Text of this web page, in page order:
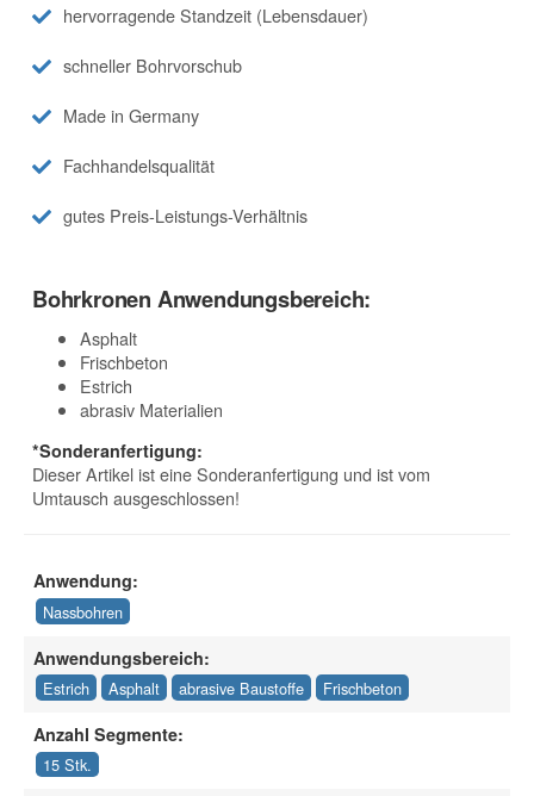
hervorragende Standzeit (Lebensdauer)
schneller Bohrvorschub
Made in Germany
Fachhandelsqualität
gutes Preis-Leistungs-Verhältnis
Bohrkronen Anwendungsbereich:
Asphalt
Frischbeton
Estrich
abrasiv Materialien
*Sonderanfertigung:
Dieser Artikel ist eine Sonderanfertigung und ist vom
Umtausch ausgeschlossen!
Anwendung:
Nassbohren
Anwendungsbereich:
Estrich Asphalt abrasive Baustoffe Frischbeton
Anzahl Segmente:
15 Stk.